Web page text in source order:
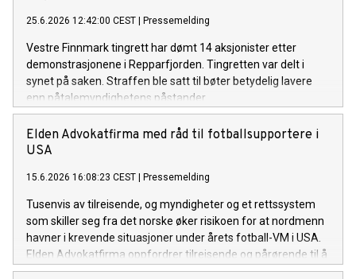
25.6.2026 12:42:00 CEST Pressemelding
Vestre Finnmark tingrett har dømt 14 aksjonister etter
demonstrasjonene i Repparfjorden. Tingretten var delt i
synet på saken. Straffen ble satt til bøter betydelig lavere
enn påtalemyndighetens påstander.
Elden Advokatfirma med råd til fotballsupportere i
USA
15.6.2026 16:08:23 CEST Pressemelding
Tusenvis av tilreisende, og myndigheter og et rettssystem
som skiller seg fra det norske øker risikoen for at nordmenn
havner i krevende situasjoner under årets fotball-VM i USA.
Elden Advokatfirma oppfordrer tilreisende og pårørende til å
søke bistand raskt dersom man får problemer.